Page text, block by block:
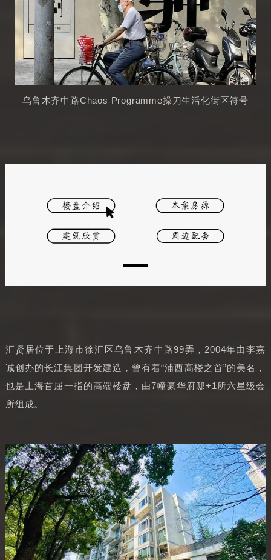
乌鲁木齐中路Chaos Programme操刀生活化街区符号
汇贤居位于上海市徐汇区乌鲁木齐中路99弄，2004年由李嘉
诚创办的长江集团开发建造，曾有着“浦西高楼之首”的美名，
也是上海首屈一指的高端楼盘，由7幢豪华府邸+1所六星级会
所组成。